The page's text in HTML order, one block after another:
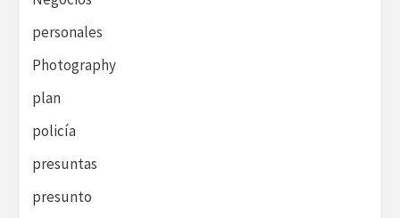
personales
Photography
plan
policía
presuntas
presunto